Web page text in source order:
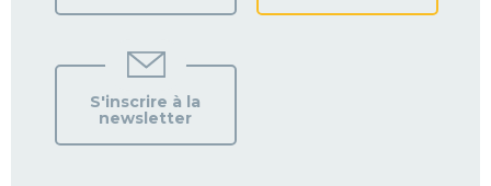
S'inscrire à la
newsletter